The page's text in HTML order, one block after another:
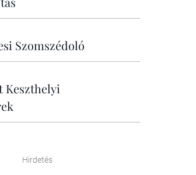
Szomszédoló
Hirdetés